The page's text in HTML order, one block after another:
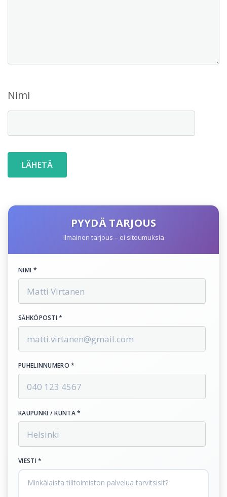
Nimi
PYYDÄ TARJOUS
Ilmainen tarjous – ei sitoumuksia
NIMI *
SÄHKÖPOSTI *
PUHELINNUMERO *
KAUPUNKI / KUNTA *
VIESTI *